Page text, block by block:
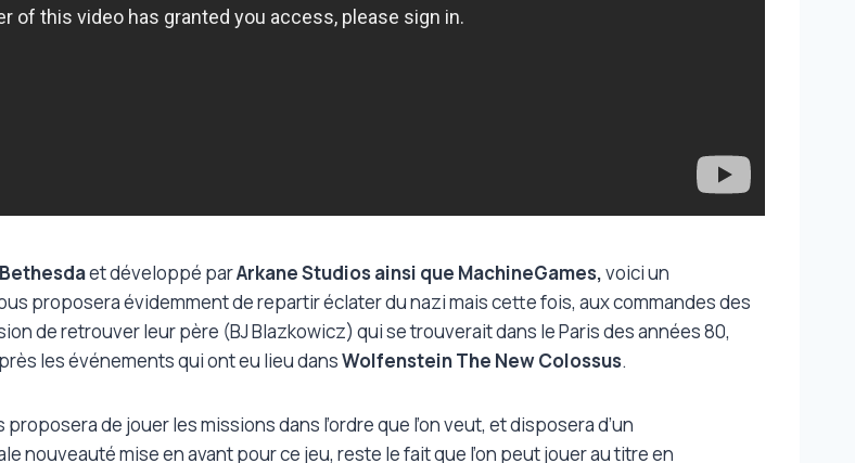
Bethesdaet développé parArkane Studios ainsi que MachineGames,voici un
proposera évidemment de repartir éclater du nazi mais cette fois, aux commandes des
de retrouver leur père (BJ Blazkowicz) qui se trouverait dans le Paris des années 80,
les événements qui ont eu lieu dansWolfenstein The New Colossus.
de jouer les missions dans l’ordre que l’on veut, et disposera d’un
nouveauté mise en avant pour ce jeu, reste le fait que l’on peut jouer au titre en